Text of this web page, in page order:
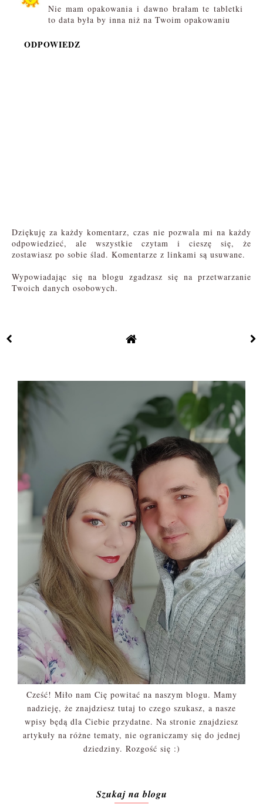
Nie mam opakowania i dawno brałam te tabletki
to data była by inna niż na Twoim opakowaniu
ODPOWIEDZ
Dziękuję za każdy komentarz, czas nie pozwala mi na każdy
odpowiedzieć, ale wszystkie czytam i cieszę się, że
zostawiasz po sobie ślad. Komentarze z linkami są usuwane.
Wypowiadając się na blogu zgadzasz się na przetwarzanie
Twoich danych osobowych.
Cześć! Miło nam Cię powitać na naszym blogu. Mamy
nadzieję, że znajdziesz tutaj to czego szukasz, a nasze
wpisy będą dla Ciebie przydatne. Na stronie znajdziesz
artykuły na różne tematy, nie ograniczamy się do jednej
dziedziny. Rozgość się :)
Szukaj na blogu